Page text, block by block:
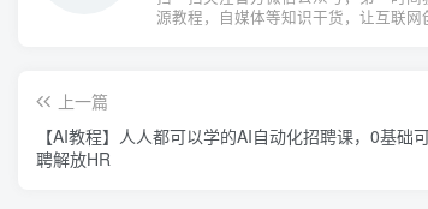
源教程，自媒体等知识干货，让互联网
上一篇
【AI教程】人人都可以学的AI自动化招聘课，0基础
聘解放HR